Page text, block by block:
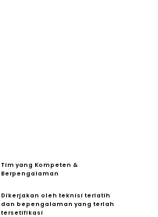
Tim yang Kompeten &
Berpengalaman
Dikerjakan oleh teknisi terlatih
dan bepengalaman yang terlah
tersetifikasi